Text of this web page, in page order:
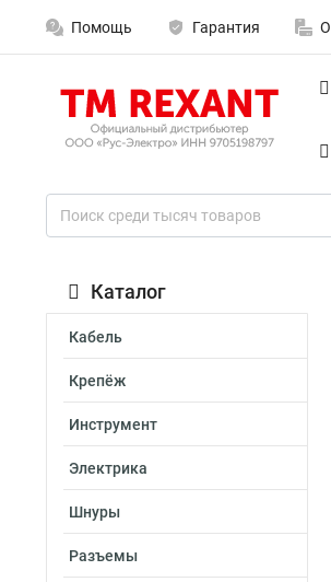
Помощь Гарантия
Каталог
Кабель
Крепёж
Инструмент
Электрика
Шнуры
Разъемы